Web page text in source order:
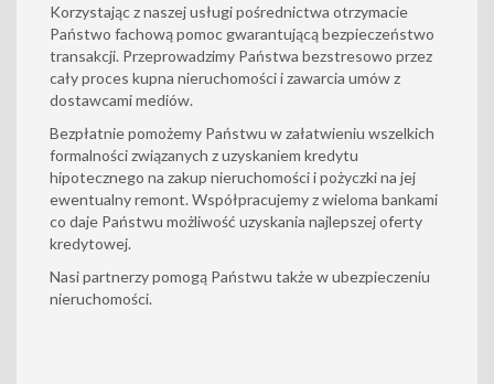
Korzystając z naszej usługi pośrednictwa otrzymacie
Państwo fachową pomoc gwarantującą bezpieczeństwo
transakcji. Przeprowadzimy Państwa bezstresowo przez
cały proces kupna nieruchomości i zawarcia umów z
dostawcami mediów.
Bezpłatnie pomożemy Państwu w załatwieniu wszelkich
formalności związanych z uzyskaniem kredytu
hipotecznego na zakup nieruchomości i pożyczki na jej
ewentualny remont. Współpracujemy z wieloma bankami
co daje Państwu możliwość uzyskania najlepszej oferty
kredytowej.
Nasi partnerzy pomogą Państwu także w ubezpieczeniu
nieruchomości.